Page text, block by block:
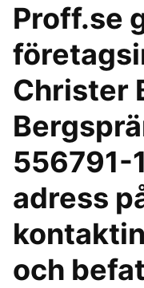
Proff.se
Christer
556791-
adress
och